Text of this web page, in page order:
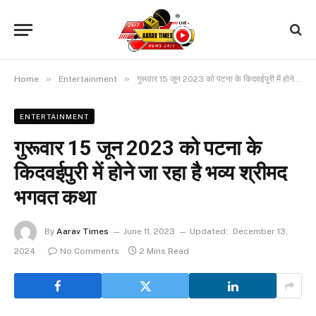
Home » Entertainment » गुरूवार 15 जून 2023 को पटना के किदवईपुरी में होने जा रहा है भव्य श्रीमद भगवत कथा
ENTERTAINMENT
गुरूवार 15 जून 2023 को पटना के
किदवईपुरी में होने जा रहा है भव्य श्रीमद
भगवत कथा
By Aarav Times June 11, 2023 Updated:
December 13,
2024
No Comments 2 Mins Read